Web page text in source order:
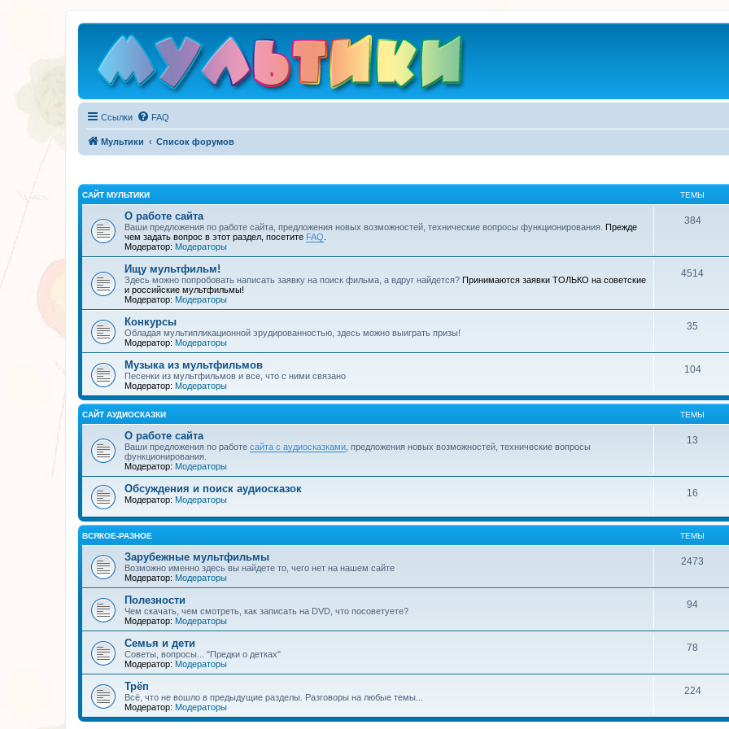
Ссылки FAQ
Мультики Список форумов
САЙТ МУЛЬТИКИ ТЕМЫ
О работе сайта
Ваши предложения по работе сайта, предложения новых возможностей, технические вопросы функционирования. Прежде
чем задать вопрос в этот раздел, посетите FAQ
Модератор: Модераторы
384
Ищу мультфильм!
Здесь можно попробовать написать заявку на поиск фильма, а вдруг найдется? Принимаются заявки ТОЛЬКО на советские
и российские мультфильмы!
Модератор: Модераторы
4514
Конкурсы
Обладая мультипликационной эрудированностью, здесь можно выиграть призы!
Модератор: Модераторы
35
Музыка из мультфильмов
Песенки из мультфильмов и все, что с ними связано
Модератор: Модераторы
104
САЙТ АУДИОСКАЗКИ ТЕМЫ
О работе сайта
Ваши предложения по работе сайта с аудиосказками , предложения новых возможностей, технические вопросы
функционирования.
Модератор: Модераторы
13
Обсуждения и поиск аудиосказок
Модератор: Модераторы
16
ВСЯКОЕ-РАЗНОЕ ТЕМЫ
Зарубежные мультфильмы
Возможно именно здесь вы найдете то, чего нет на нашем сайте
Модератор: Модераторы
2473
Полезности
Чем скачать, чем смотреть, как записать на DVD, что посоветуете?
Модератор: Модераторы
94
Семья и дети
Советы, вопросы... "Предки о детках"
Модератор: Модераторы
78
Трёп
Всё, что не вошло в предыдущие разделы. Разговоры на любые темы...
Модератор: Модераторы
224